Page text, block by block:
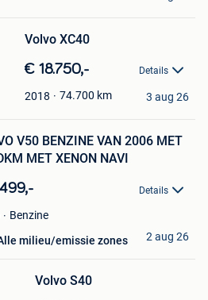
Volvo XC40
€ 18.750,- Details
2018 74.700 km 3 aug 26
V50 BENZINE VAN 2006 MET
MET XENON NAVI
Details
Benzine
milieu/emissie zones 2 aug 26
Volvo S40